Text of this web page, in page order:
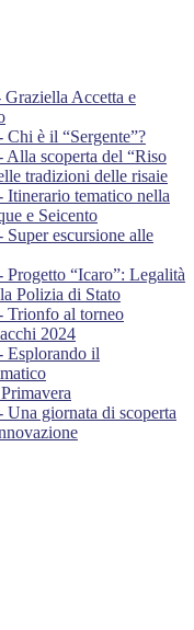
Accetta e
è il “Sergente”?
Alla scoperta del “Riso
tradizioni delle risaie
Itinerario tematico nella
e Seicento
escursione alle
Progetto “Icaro”: Legalità
Polizia di Stato
Trionfo al torneo
2024
Esplorando il
giornata di scoperta